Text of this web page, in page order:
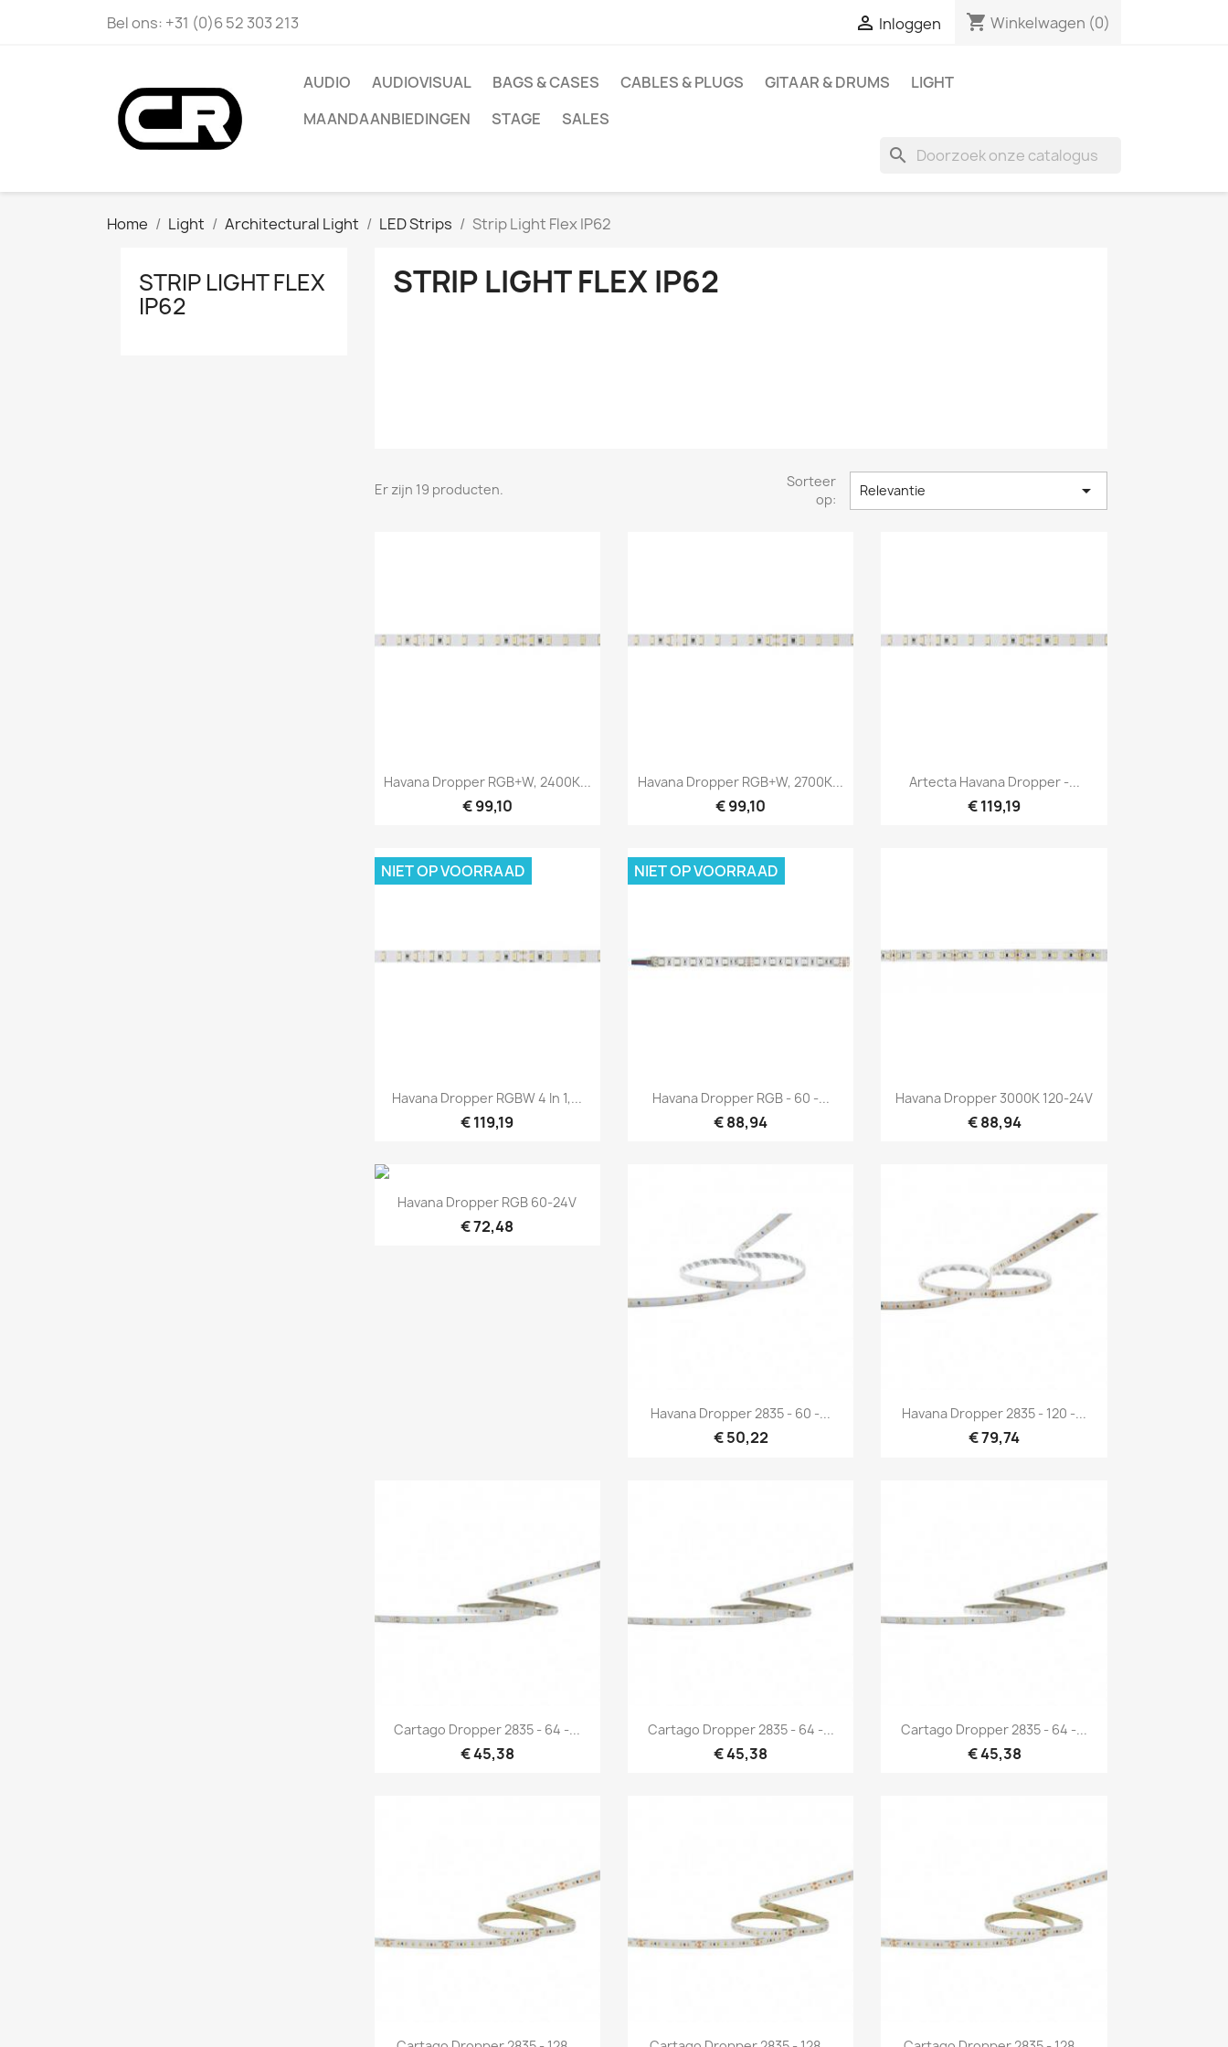
Bel ons: +31 (0)6 52 303 213  Inloggen shopping_cart Winkelwagen (0)
AUDIO AUDIOVISUAL BAGS & CASES CABLES & PLUGS GITAAR & DRUMS
LIGHT
MAANDAANBIEDINGEN
STAGE SALES
search
Home Light Architectural Light LED Strips Strip Light Flex IP62
STRIP LIGHT FLEX
IP62
STRIP LIGHT FLEX IP62
Er zijn 19 producten.
Sorteer
op:
Relevantie 
Snel bekijken
Havana Dropper RGB+W, 2400K...
€ 99,10
Snel bekijken
Havana Dropper RGB+W, 2700K...
€ 99,10
Snel bekijken
Artecta Havana Dropper -...
€ 119,19
Snel bekijken
Havana Dropper RGBW 4 In 1,...
€ 119,19
NIET OP VOORRAAD
Snel bekijken
Havana Dropper RGB - 60 -...
€ 88,94
NIET OP VOORRAAD
Snel bekijken
Havana Dropper 3000K 120-24V
€ 88,94
Snel bekijken
Havana Dropper RGB 60-24V
€ 72,48
Snel bekijken
Havana Dropper 2835 - 60 -...
€ 50,22
Snel bekijken
Havana Dropper 2835 - 120 -...
€ 79,74
Snel bekijken
Cartago Dropper 2835 - 64 -...
€ 45,38
Snel bekijken
Cartago Dropper 2835 - 64 -...
€ 45,38
Snel bekijken
Cartago Dropper 2835 - 64 -...
€ 45,38
 Snel bekijken  Snel bekijken  Snel bekijken